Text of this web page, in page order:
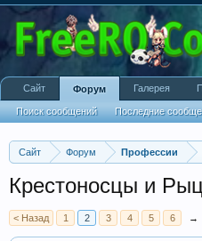
Сайт Форум Профессии
Крестоносцы и
< Назад 1 2 3 4 5 6 →
Сайт Форум
Поиск сообщений Последние
Галерея